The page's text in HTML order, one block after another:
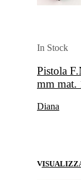
In Stock
Pistola
mm mat.
Diana